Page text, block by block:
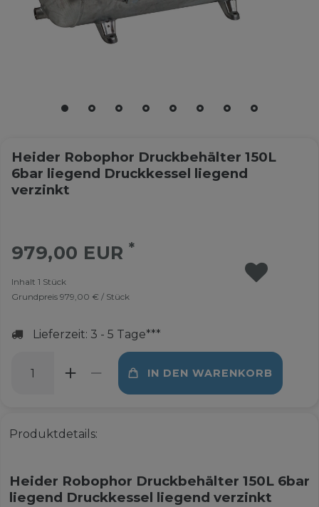
Heider Robophor Druckbehälter 150L
6bar liegend Druckkessel liegend
verzinkt
979,00 EUR*
Inhalt 1 Stück
Grundpreis 979,00 € / Stück
Lieferzeit: 3 - 5 Tage***
IN DEN WARENKORB
Produktdetails:
Heider Robophor Druckbehälter 150L 6bar
liegend Druckkessel liegend verzinkt